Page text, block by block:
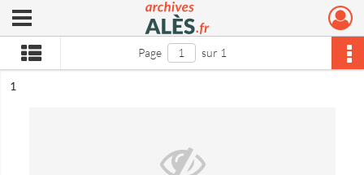
Archives municipales d'Alès
Ouvrir le menu déroulant
Page sur 1
n°
1